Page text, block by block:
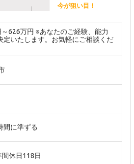
今が狙い目！
626万円 ※あなたのご経験、能力
定いたします。お気軽にご相談くだ
間に準ずる
休日118日